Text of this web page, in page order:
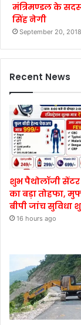
मंत्रिमण्डल के
सिंह नेगी
September 20, 2018
Recent News
शुभ पैथोलॉजी सेंटर
का बड़ा तोहफा,
बीपी जांच सुविधा
16 hours ago